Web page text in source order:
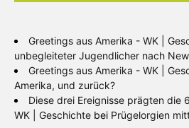
Greetings aus Amerika - WK |
unbegleiteter Jugendlicher nach
Greetings aus Amerika - WK |
Amerika, und zurück?
Diese drei Ereignisse prägten die
WK | Geschichte bei Prügelorgien